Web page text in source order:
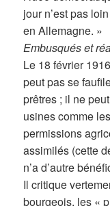
jour n’est pas
en Allemagne. »
Embusqués et
Le 18 février
peut pas se
prêtres ; il ne
usines comme
permissions
assimilés (cette
n’a d’autre
Il critique
bourgeois, les «